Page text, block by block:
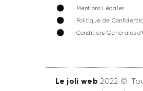
Mentions Légales
Politique de
Conditions Générales
Le joli web2022 ©.